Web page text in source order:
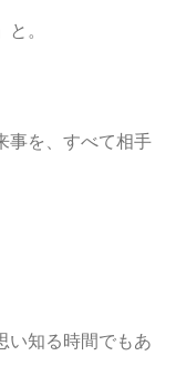
。
事を、すべて相手
い知る時間でもあ